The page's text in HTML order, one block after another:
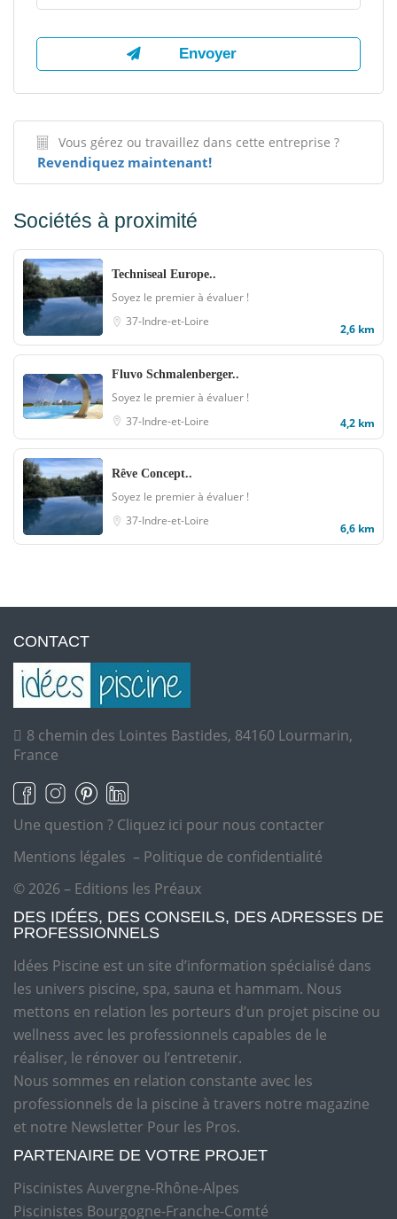
Vous gérez ou travaillez dans cette entreprise ?
Revendiquez maintenant!
Sociétés à proximité
Techniseal Europe..
Soyez le premier à évaluer !
37-Indre-et-Loire
2,6 km
Fluvo Schmalenberger..
Soyez le premier à évaluer !
37-Indre-et-Loire
4,2 km
Rêve Concept..
Soyez le premier à évaluer !
37-Indre-et-Loire
6,6 km
CONTACT
8 chemin des Lointes Bastides, 84160 Lourmarin,
France
Une question ? Cliquez ici pour nous contacter
Mentions légales – Politique de confidentialité
© 2026 – Editions les Préaux
DES IDÉES, DES CONSEILS, DES ADRESSES DE
PROFESSIONNELS
Idées Piscine est un site d’information spécialisé dans
les univers piscine, spa, sauna et hammam. Nous
mettons en relation les porteurs d’un projet piscine ou
wellness avec les professionnels capables de le
réaliser, le rénover ou l’entretenir.
Nous sommes en relation constante avec les
professionnels de la piscine à travers notre magazine
et notre Newsletter Pour les Pros.
PARTENAIRE DE VOTRE PROJET
Piscinistes Auvergne-Rhône-Alpes
Piscinistes Bourgogne-Franche-Comté